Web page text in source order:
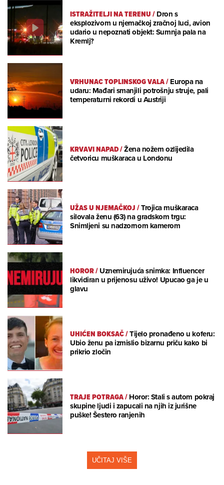
ISTRAŽITELJI NA TERENU/Dron s
eksplozivom u njemačkoj zračnoj luci, avion
udario u nepoznati objekt: Sumnja pala na
Kremlj?
VRHUNAC TOPLINSKOG VALA/Europa na
udaru: Mađari smanjili potrošnju struje, pali
temperaturni rekordi u Austriji
KRVAVI NAPAD/Žena nožem ozlijedila
četvoricu muškaraca u Londonu
UŽAS U NJEMAČKOJ/Trojica muškaraca
silovala ženu (63) na gradskom trgu:
Snimljeni su nadzornom kamerom
HOROR/Uznemirujuća snimka: Influencer
likvidiran u prijenosu uživo! Upucao ga je u
glavu
UHIĆEN BOKSAČ/Tijelo pronađeno u koferu:
Ubio ženu pa izmislio bizarnu priču kako bi
prikrio zločin
TRAJE POTRAGA/Horor: Stali s autom pokraj
skupine ljudi i zapucali na njih iz jurišne
puške! Šestero ranjenih
UČITAJ VIŠE